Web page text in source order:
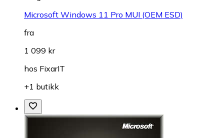
Microsoft Windows 11 Pro MUI (OEM ESD)
fra
1 099 kr
hos FixarIT
+1 butikk